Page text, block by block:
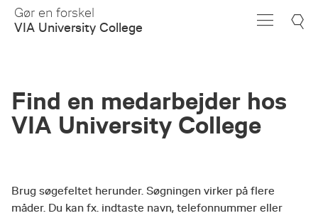
Skip
Main
Gør en forskel
VIA University College
Find en medarbejder hos
VIA University College
Brug søgefeltet herunder. Søgningen virker på flere
måder. Du kan fx. indtaste navn, telefonnummer eller